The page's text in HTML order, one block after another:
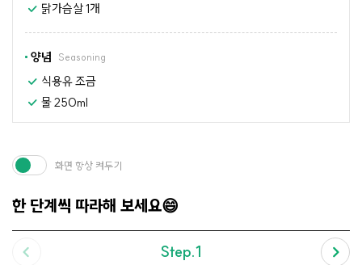
닭가슴살 1개
양념 Seasoning
식용유 조금
물 250ml
한 단계씩 따라해 보세요😄
화면 항상 켜두기
Step.1